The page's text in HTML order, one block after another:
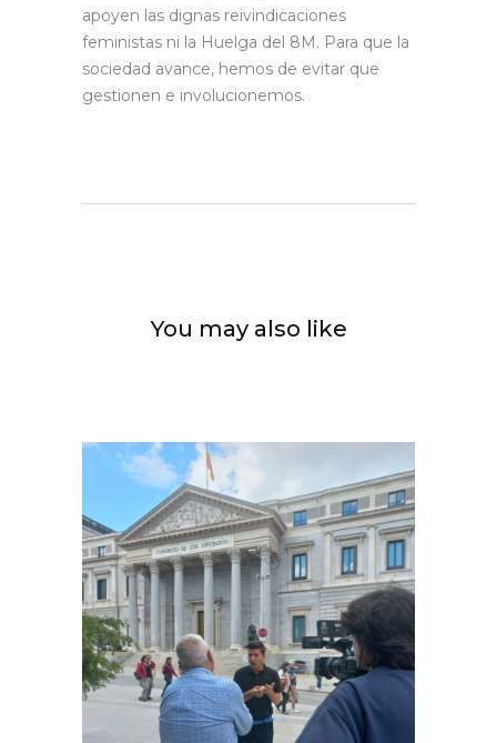
apoyen las dignas reivindicaciones
feministas ni la Huelga del 8M. Para que la
sociedad avance, hemos de evitar que
gestionen e involucionemos.
You may also like